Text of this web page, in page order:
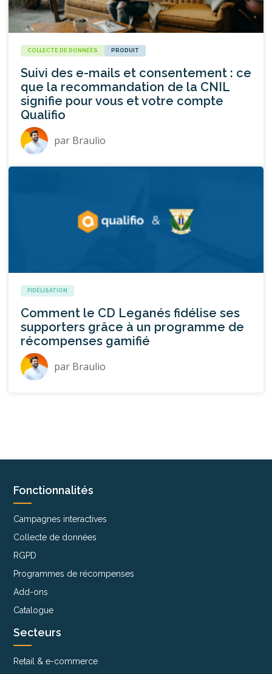
COLLECTE DE DONNÉES PRODUIT
Suivi des e-mails et consentement : ce
que la recommandation de la CNIL
signifie pour vous et votre compte
Qualifio
par Braulio
FIDÉLISATION
Comment le CD Leganés fidélise ses
supporters grâce à un programme de
récompenses gamifié
par Braulio
Fonctionnalités
Campagnes interactives
Collecte de données
RGPD
Programmes de récompenses
Add-ons
Catalogue
Secteurs
Retail & e-commerce